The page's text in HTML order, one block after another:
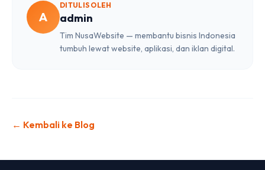
A
DITULIS OLEH
admin
Tim NusaWebsite — membantu bisnis Indonesia
tumbuh lewat website, aplikasi, dan iklan digital.
← Kembali ke Blog